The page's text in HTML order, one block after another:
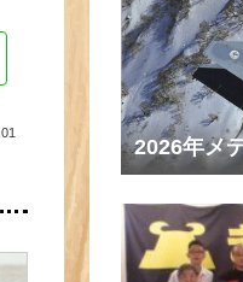
2026年メ